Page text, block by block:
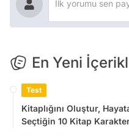
En Yeni
Test
Kitaplığını Oluştur,
Seçtiğin 10 Kitap